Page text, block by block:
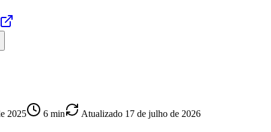
2025 6 min Atualizado 17 de julho de 2026